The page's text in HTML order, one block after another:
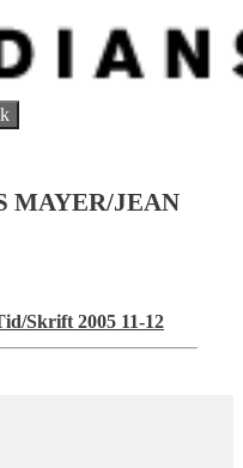
MAYER/JEAN
Skrift 2005 11-12